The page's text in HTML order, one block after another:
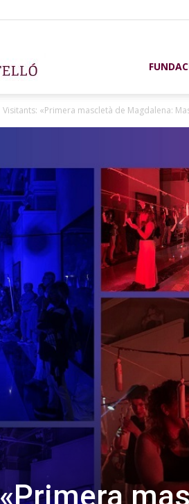
Caja
Visitants: «Primera mascletà de Magdalena: